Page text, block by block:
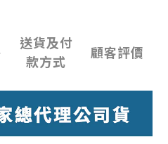
送貨及付
款方式
顧客評價